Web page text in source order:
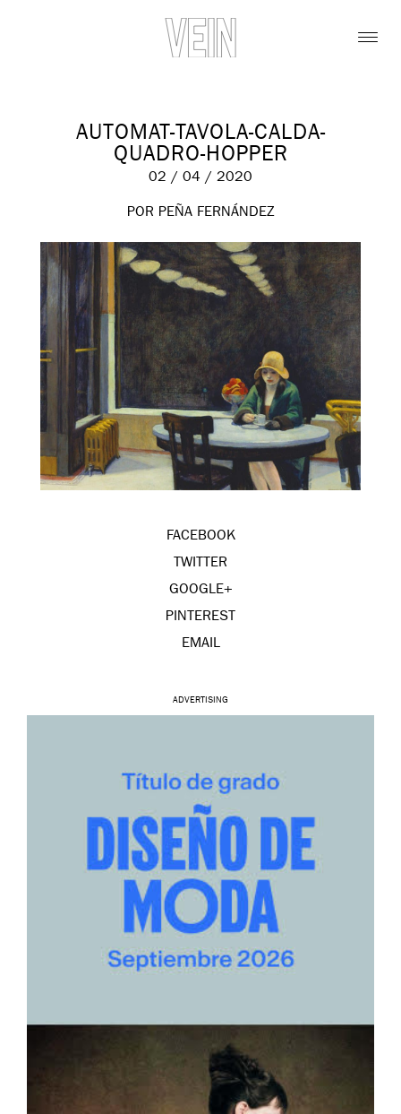
AUTOMAT-TAVOLA-CALDA-
QUADRO-HOPPER
02 / 04 / 2020
POR PEÑA FERNÁNDEZ
FACEBOOK
TWITTER
GOOGLE+
PINTEREST
EMAIL
ADVERTISING